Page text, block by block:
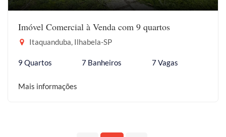
Imóvel Comercial à Venda com 9 quartos
Itaquanduba, Ilhabela-SP
9 Quartos 7 Banheiros 7 Vagas
Mais informações